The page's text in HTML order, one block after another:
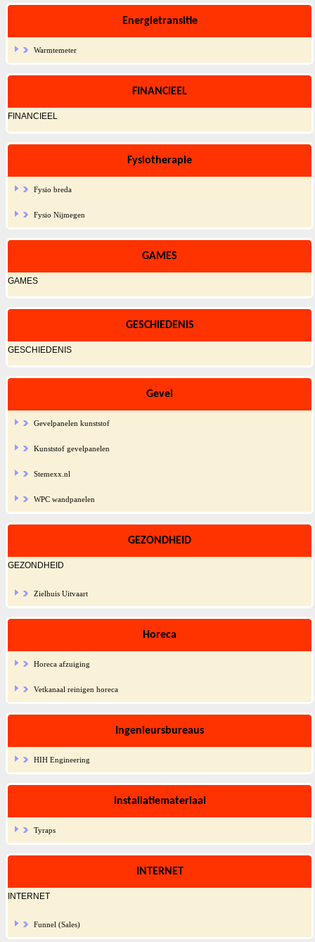
Energietransitie
Warmtemeter
FINANCIEEL
FINANCIEEL
Fysiotherapie
Fysio breda
Fysio Nijmegen
GAMES
GAMES
GESCHIEDENIS
GESCHIEDENIS
Gevel
Gevelpanelen kunststof
Kunststof gevelpanelen
Stemexx.nl
WPC wandpanelen
GEZONDHEID
GEZONDHEID
Zielhuis Uitvaart
Horeca
Horeca afzuiging
Vetkanaal reinigen horeca
Ingenieursbureaus
HIH Engineering
Installatiemateriaal
Tyraps
INTERNET
INTERNET
Funnel (Sales)